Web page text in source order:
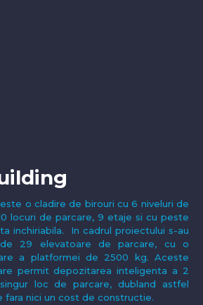
o cladire de birouri cu 6 niveluri de
locuri de parcare, 9 etaje si cu peste
inchiriabila. In cadrul proiectului s-au
29 elevatoare de parcare, cu o
a platformei de 2500 kg. Aceste
permit depozitarea inteligenta a 2
loc de parcare, dubland astfel
fara nici un cost de constructie.